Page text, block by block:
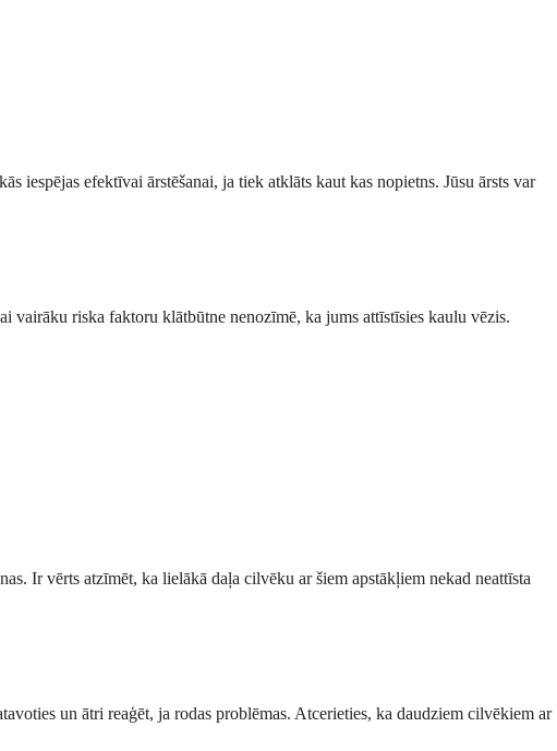
iespējas efektīvai ārstēšanai, ja tiek atklāts kaut kas nopietns. Jūsu ārsts var
vairāku riska faktoru klātbūtne nenozīmē, ka jums attīstīsies kaulu vēzis.
Ir vērts atzīmēt, ka lielākā daļa cilvēku ar šiem apstākļiem nekad neattīsta
un ātri reaģēt, ja rodas problēmas. Atcerieties, ka daudziem cilvēkiem ar